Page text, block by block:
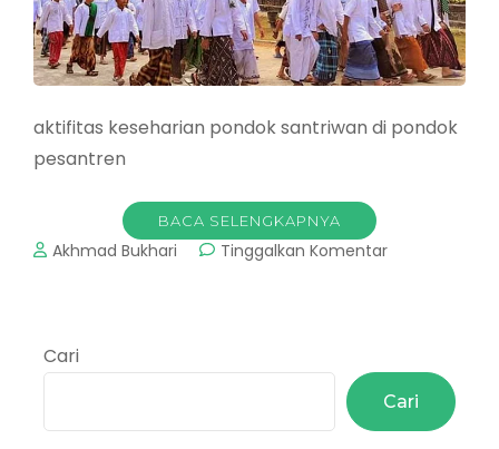
aktifitas keseharian pondok santriwan di pondok
pesantren
BACA SELENGKAPNYA
Akhmad Bukhari Tinggalkan Komentarpada
Pondok
Pilihan
Di
Cari
Cari